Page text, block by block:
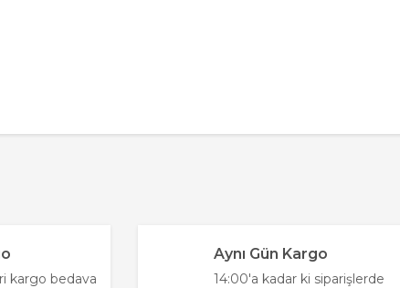
kargo bedava
Aynı Gün Kargo
14:00'a kadar ki siparişlerde